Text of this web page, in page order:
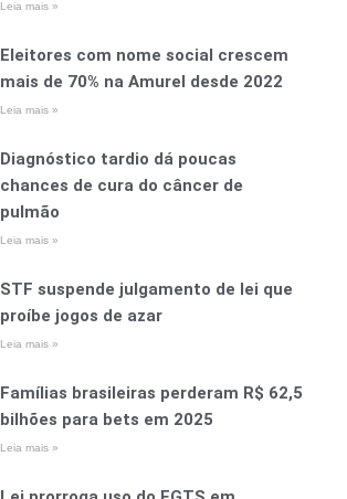
Leia mais »
Eleitores com nome social crescem
mais de 70% na Amurel desde 2022
Leia mais »
Diagnóstico tardio dá poucas
chances de cura do câncer de
pulmão
Leia mais »
STF suspende julgamento de lei que
proíbe jogos de azar
Leia mais »
Famílias brasileiras perderam R$ 62,5
bilhões para bets em 2025
Leia mais »